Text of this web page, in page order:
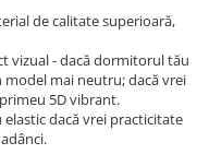
de calitate superioară,
vizual - dacă dormitorul tău
model mai neutru; dacă vrei
5D vibrant.
elastic dacă vrei practicitate